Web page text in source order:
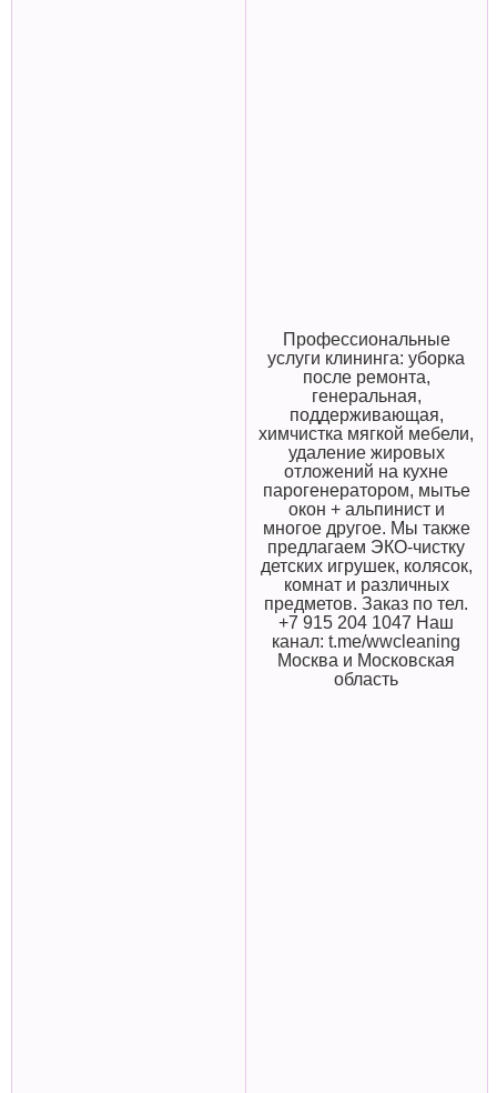
Профессиональные
услуги клининга: уборка
после ремонта,
генеральная,
поддерживающая,
химчистка мягкой мебели,
удаление жировых
отложений на кухне
парогенератором, мытье
окон + альпинист и
многое другое. Мы также
предлагаем ЭКО-чистку
детских игрушек, колясок,
комнат и различных
предметов. Заказ по тел.
+7 915 204 1047 Наш
канал: t.me/wwcleaning
Москва и Московская
область